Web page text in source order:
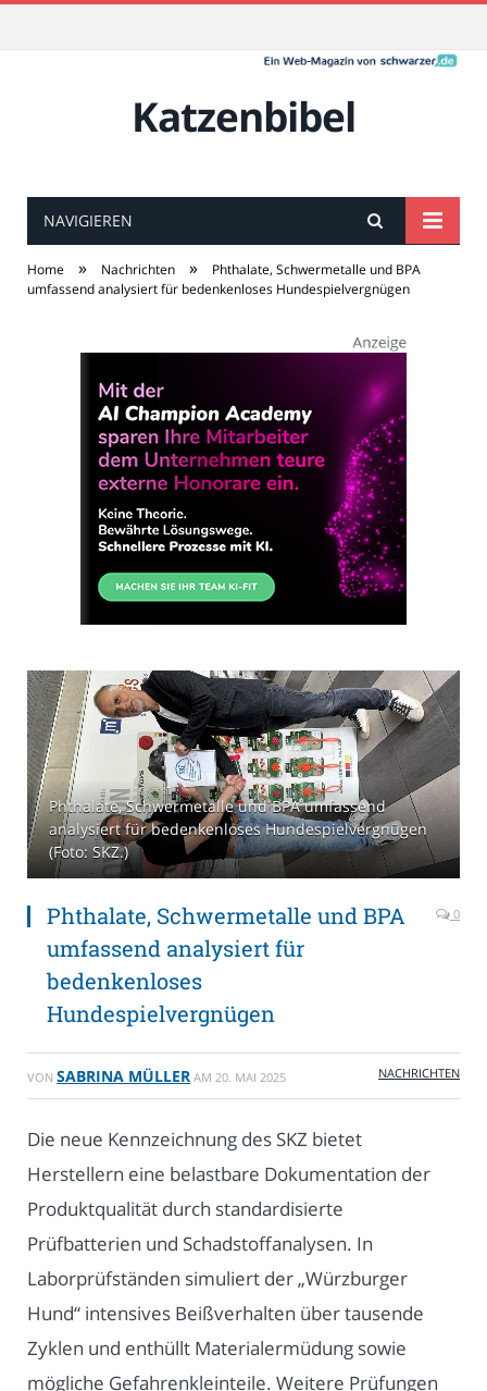
Katzenbibel
NAVIGIEREN
Home » Nachrichten »
Phthalate, Schwermetalle und BPA
umfassend analysiert für bedenkenloses Hundespielvergnügen
Phthalate, Schwermetalle und BPA umfassend
analysiert für bedenkenloses Hundespielvergnügen
(Foto: SKZ.)
Phthalate, Schwermetalle und BPA
umfassend analysiert für
bedenkenloses
Hundespielvergnügen
0
VON SABRINA MÜLLER AM 20. MAI 2025 NACHRICHTEN
Die neue Kennzeichnung des SKZ bietet
Herstellern eine belastbare Dokumentation der
Produktqualität durch standardisierte
Prüfbatterien und Schadstoffanalysen. In
Laborprüfständen simuliert der „Würzburger
Hund“ intensives Beißverhalten über tausende
Zyklen und enthüllt Materialermüdung sowie
mögliche Gefahrenkleinteile. Weitere Prüfungen